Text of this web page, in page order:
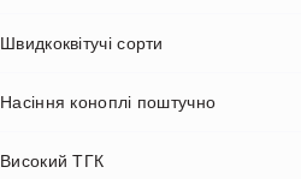
Швидкоквітучі сорти
Насіння коноплі поштучно
Високий ТГК